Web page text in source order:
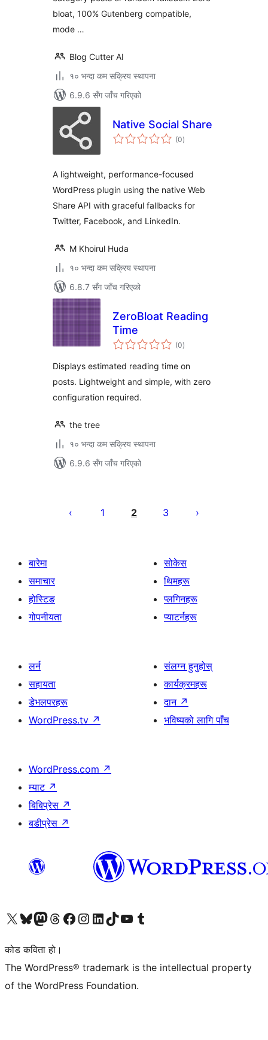
bloat, 100% Gutenberg compatible,
mode …
Blog Cutter AI
१० भन्दा कम सक्रिय स्थापना
6.9.6 सँग जाँच गरिएको
Native Social Share
(0कुल
रेटिङ्गहरू
)
A lightweight, performance-focused
WordPress plugin using the native Web
Share API with graceful fallbacks for
Twitter, Facebook, and LinkedIn.
M Khoirul Huda
१० भन्दा कम सक्रिय स्थापना
6.8.7 सँग जाँच गरिएको
ZeroBloat Reading
Time
(0कुल
रेटिङ्गहरू
)
Displays estimated reading time on
posts. Lightweight and simple, with zero
configuration required.
the tree
१० भन्दा कम सक्रिय स्थापना
6.9.6 सँग जाँच गरिएको
पृष्ठाङ्कन1 2 3
बारेमा
समाचार
होस्टिङ
गोपनीयता
सोकेस
थिमहरू
प्लगिनहरू
प्याटर्नहरू
लर्न
सहायता
डेभलपरहरू
WordPress.tv ↗
संलग्न हुनुहोस्
कार्यक्रमहरू
दान ↗
भविष्यको लागि पाँच
WordPress.com ↗
म्याट ↗
बिबिप्रेस ↗
बडीप्रेस ↗
हाम्रो X (पहिले ट्विटर) खातामा जानुहोस्
हाम्रो Bluesky खाता भ्रमण गर्नुहोस्
हाम्रो म्यास्टोडन खाता भ्रमण गर्नुहोस्
हाम्रो थ्रेड्स खातामा जानुहोस्
हाम्रो फेसबुक पेजमा जानुहोस्
हाम्रो इन्स्टाग्राम खातामा जानुहोस्
हाम्रो लिङ्क्डइन खातामा जानुहोस्
हाम्रो TikTok खाता भ्रमण गर्नुहोस्
हाम्रो युट्युब च्यानलमा जानुहोस्
हाम्रो टम्बलर खाता भ्रमण गर्नुहोस्
कोड कविता हो।
The WordPress® trademark is the intellectual property
of the WordPress Foundation.